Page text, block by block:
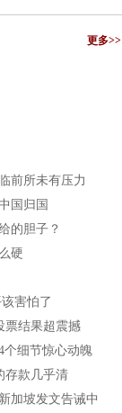
更多>>
前所未有压力
国归国
的胆子？
硬
害怕了
票结果超震撼
个细节惊心动魄
存款几乎清
加坡发文告诫中